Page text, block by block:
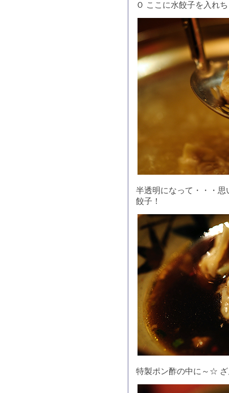
Ｏ ここに水餃子を入れ
半透明になって・・・
餃子！
特製ポン酢の中に～☆